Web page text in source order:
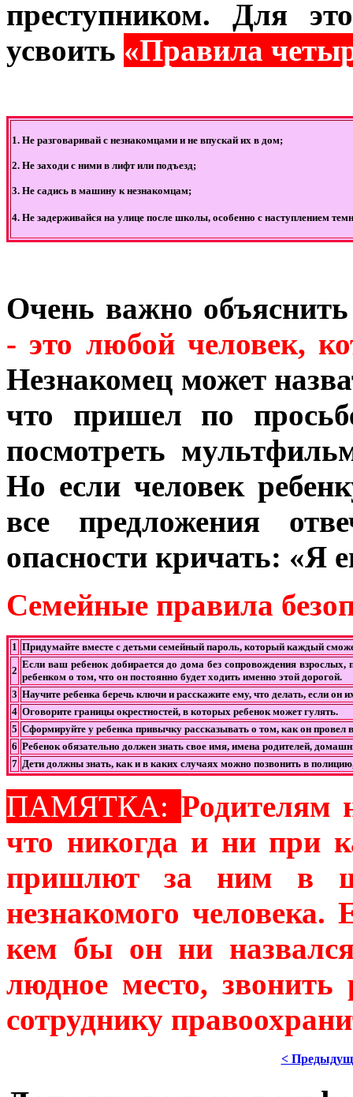
преступником. Для
усвоить «Правила
1. Не разговаривай с незнакомцами и не впускай их в дом;
2. Не заходи с ними в лифт или подъезд;
3. Не садись в машину к незнакомцам;
4. Не задерживайся на улице после школы, особенно с наступлением
Очень важно
- это любой человек,
Незнакомец может
что пришел по
посмотреть
Но если человек
все предложения
опасности кричать: «Я
Семейные правила
1 Придумайте вместе с детьми семейный пароль, который каждый
2
Если ваш ребенок добирается до дома без сопровождения
ребенком о том, что он постоянно будет ходить именно этой дорогой.
3 Научите ребенка беречь ключи и расскажите ему, что делать, если он
4 Оговорите границы окрестностей, в которых ребенок может гулять.
5 Сформируйте у ребенка привычку рассказывать о том, как он провел
6 Ребенок обязательно должен знать свое имя, имена родителей,
7 Дети должны знать, как и в каких случаях можно позвонить в
ПАМЯТКА: Родителям
что никогда и ни при
пришлют за ним в
незнакомого человека.
кем бы он ни
людное место,
сотруднику
<